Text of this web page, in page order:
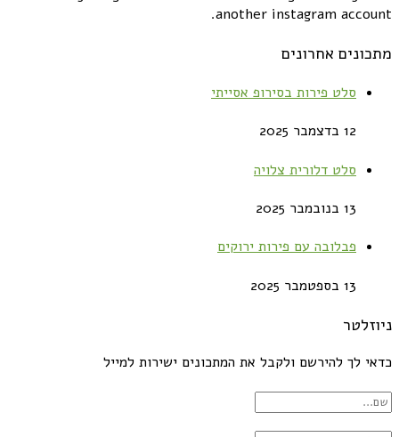
another instagram account.
מתכונים אחרונים
סלט פירות בסירופ אסייתי
12 בדצמבר 2025
סלט דלורית צלויה
13 בנובמבר 2025
פבלובה עם פירות ירוקים
13 בספטמבר 2025
ניוזלטר
כדאי לך להירשם ולקבל את המתכונים ישירות למייל